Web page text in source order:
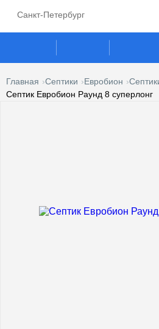
Санкт-Петербург
ГАЗГОЛЬДЕРЫ
Главная Септики Евробион
Септик Евробион Раунд 8 суперлонг